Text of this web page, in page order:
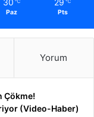
30 ℃
Paz
29 ℃
Pts
Yorum
Çökme!
(Video-Haber)